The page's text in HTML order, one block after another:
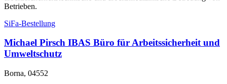
Betrieben.
SiFa-Bestellung
Michael Pirsch IBAS Büro für Arbeitssicherheit und
Umweltschutz
Borna, 04552